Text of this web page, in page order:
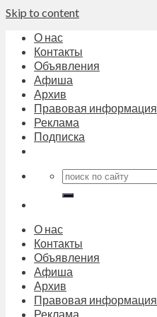
Skip to content
О нас
Контакты
Объявления
Афиша
Архив
Правовая информация
Реклама
Подписка
О нас
Контакты
Объявления
Афиша
Архив
Правовая информация
Реклама